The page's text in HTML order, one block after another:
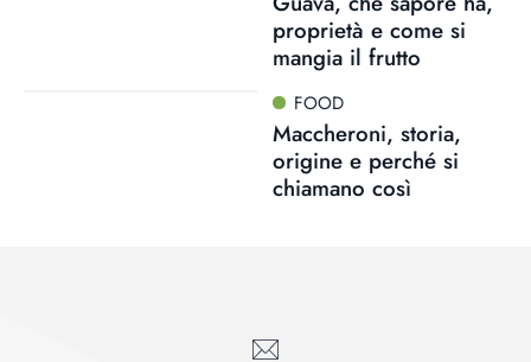
proprietà e come si
mangia il frutto
FOOD
Maccheroni, storia,
origine e perché si
chiamano così